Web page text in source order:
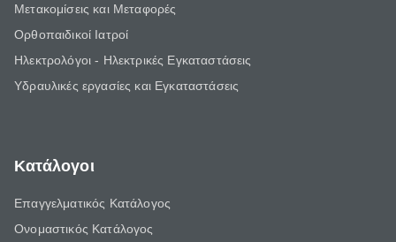
Μετακομίσεις και Μεταφορές
Ορθοπαιδικοί Ιατροί
Ηλεκτρολόγοι - Ηλεκτρικές Εγκαταστάσεις
Υδραυλικές εργασίες και Εγκαταστάσεις
Κατάλογοι
Επαγγελματικός Κατάλογος
Ονομαστικός Κατάλογος